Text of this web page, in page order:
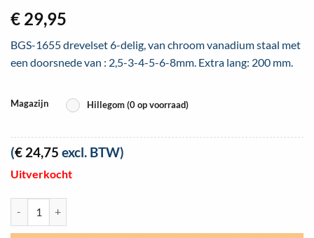
€ 29,95
BGS-1655 drevelset 6-delig, van chroom vanadium staal met
een doorsnede van : 2,5-3-4-5-6-8mm. Extra lang: 200 mm.
Magazijn Hillegom (0 op voorraad)
(€ 24,75 excl. BTW)
Uitverkocht